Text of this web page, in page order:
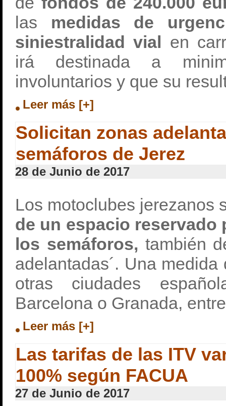
las medidas de
siniestralidad vial en
irá destinada a
involuntarios y que su
Leer más [+]
Solicitan zonas
semáforos de Jerez
28 de Junio de 2017
Los motoclubes jerezanos
de un espacio reservado
los semáforos, también
adelantadas´. Una
otras ciudades
Barcelona o Granada,
Leer más [+]
Las tarifas de las ITV
100% según FACUA
27 de Junio de 2017